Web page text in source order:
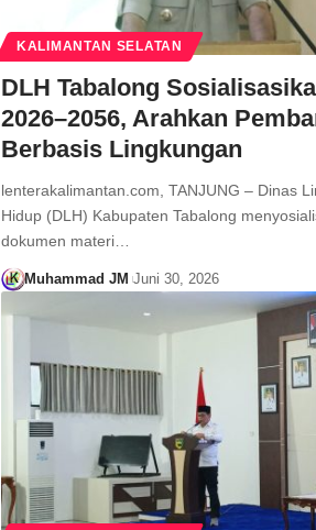
KALIMANTAN SELATAN
DLH Tabalong
2026–2056, Arahkan
Berbasis Lingkungan
lenterakalimantan.com, TANJUNG – Dinas
Hidup (DLH) Kabupaten Tabalong
dokumen materi…
Muhammad JM Juni 30, 2026